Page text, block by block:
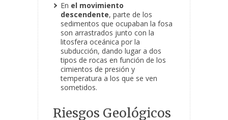
En el movimiento
descendente, parte de los
sedimentos que ocupaban la fosa
son arrastrados junto con la
litosfera oceánica por la
subducción, dando lugar a dos
tipos de rocas en función de los
cimientos de presión y
temperatura a los que se ven
sometidos.
Riesgos Geológicos